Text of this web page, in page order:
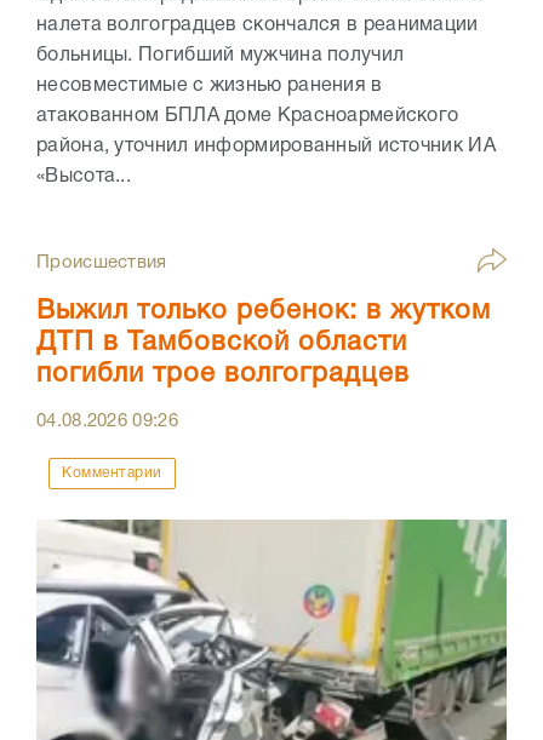
налета волгоградцев скончался в реанимации
больницы. Погибший мужчина получил
несовместимые с жизнью ранения в
атакованном БПЛА доме Красноармейского
района, уточнил информированный источник ИА
«Высота...
Происшествия
Выжил только ребенок: в жутком
ДТП в Тамбовской области
погибли трое волгоградцев
04.08.202609:26
Комментарии